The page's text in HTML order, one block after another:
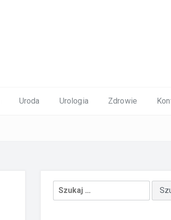
Uroda Urologia Zdrowie
Szukaj: